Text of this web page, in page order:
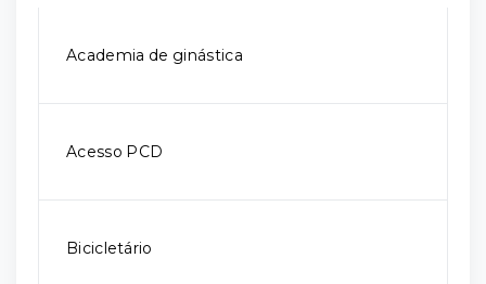
Academia de ginástica
Acesso PCD
Bicicletário